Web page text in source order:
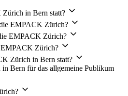
in Bern statt?
EMPACK Zürich?
EMPACK Zürich?
Zürich?
Zürich in Bern statt?
Bern für das allgemeine Publikum